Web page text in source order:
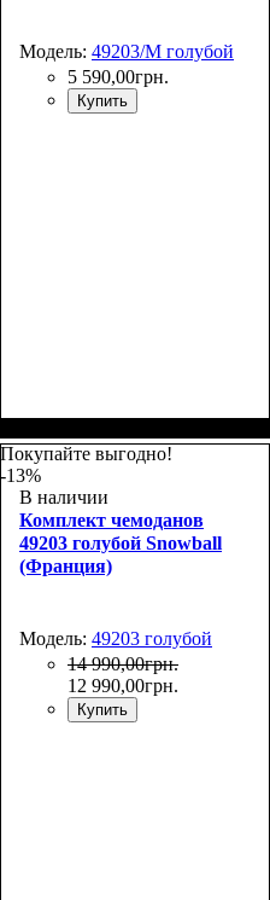
Модель: 49203/M голубой
5 590,00грн.
Купить
66х45х27+5
Покупайте выгодно!
-13%
В наличии
Комплект чемоданов
49203 голубой Snowball
(Франция)
Модель: 49203 голубой
14 990,00грн.
12 990,00грн.
Купить